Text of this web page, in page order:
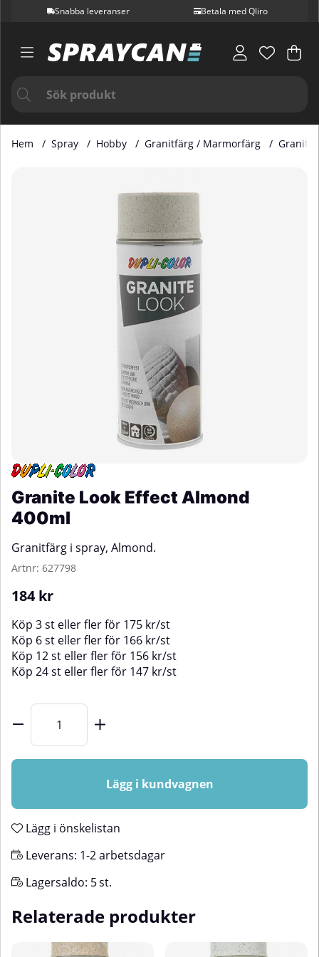
Snabba leveranser Betala med Qliro
.
Hem Spray Hobby Granitfärg / Marmorfärg Granite
Granite Look Effect Almond
400ml
Granitfärg i spray, Almond.
Artnr: 627798
184kr
Köp 3 st eller fler för 175 kr/st
Köp 6 st eller fler för 166 kr/st
Köp 12 st eller fler för 156 kr/st
Köp 24 st eller fler för 147 kr/st
Lägg i kundvagnen
Lägg i önskelistan
Leverans: 1-2 arbetsdagar
Lagersaldo: 5st.
Relaterade produkter